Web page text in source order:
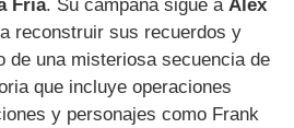
Fría. Su campaña sigue aAlex
reconstruir sus recuerdos y
de una misteriosa secuencia de
que incluye operaciones
y personajes como Frank